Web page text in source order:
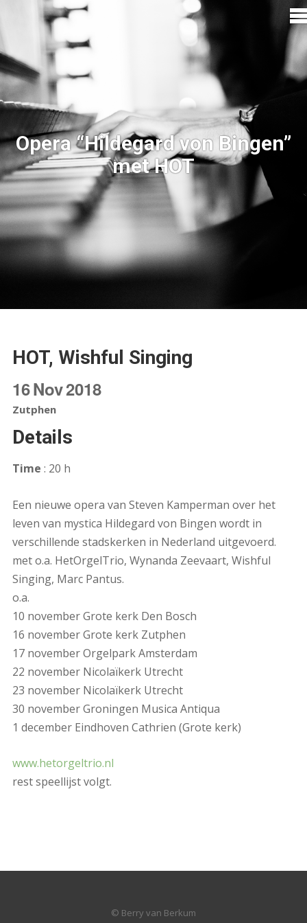
Opera “Hildegard von Bingen”
met HOT
HOT, Wishful Singing
16Nov2018
Zutphen
Details
Time : 20 h
Een nieuwe opera van Steven Kamperman over het
leven van mystica Hildegard von Bingen wordt in
verschillende stadskerken in Nederland uitgevoerd.
met o.a. HetOrgelTrio, Wynanda Zeevaart, Wishful
Singing, Marc Pantus.
o.a.
10 november Grote kerk Den Bosch
16 november Grote kerk Zutphen
17 november Orgelpark Amsterdam
22 november Nicolaïkerk Utrecht
23 november Nicolaïkerk Utrecht
30 november Groningen Musica Antiqua
1 december Eindhoven Cathrien (Grote kerk)
www.hetorgeltrio.nl
rest speellijst volgt.
© Berry van Berkum